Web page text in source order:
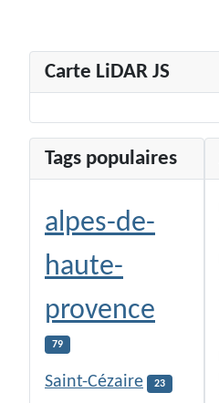
Carte LiDAR JS
Tags populaires
alpes-de-
haute-
provence
79
Saint-Cézaire 23